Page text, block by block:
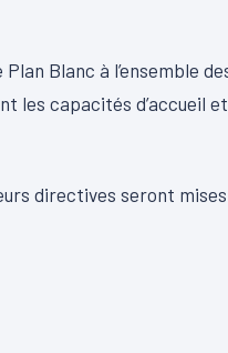
Blanc à l’ensemble
les capacités d’accueil et
directives seront mises